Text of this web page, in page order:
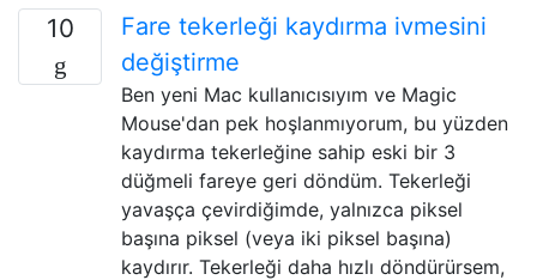
10
Fare tekerleği kaydırma ivmesini
değiştirme
Ben yeni Mac kullanıcısıyım ve Magic
Mouse'dan pek hoşlanmıyorum, bu yüzden
kaydırma tekerleğine sahip eski bir 3
düğmeli fareye geri döndüm. Tekerleği
yavaşça çevirdiğimde, yalnızca piksel
başına piksel (veya iki piksel başına)
kaydırır. Tekerleği daha hızlı döndürürsem,